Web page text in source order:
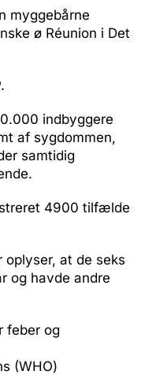
myggebårne
ø Réunion i Det
indbyggere
af sygdommen,
samtidig
4900 tilfælde
oplyser, at de seks
og havde andre
feber og
(WHO)